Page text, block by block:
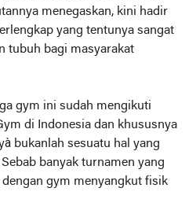
menegaskan, kini hadir
yang tentunya sangat
tubuh bagi masyarakat
gym ini sudah mengikuti
di Indonesia dan khususnya
bukanlah sesuatu hal yang
banyak turnamen yang
gym menyangkut fisik